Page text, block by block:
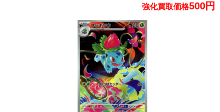
強化買取価格500円